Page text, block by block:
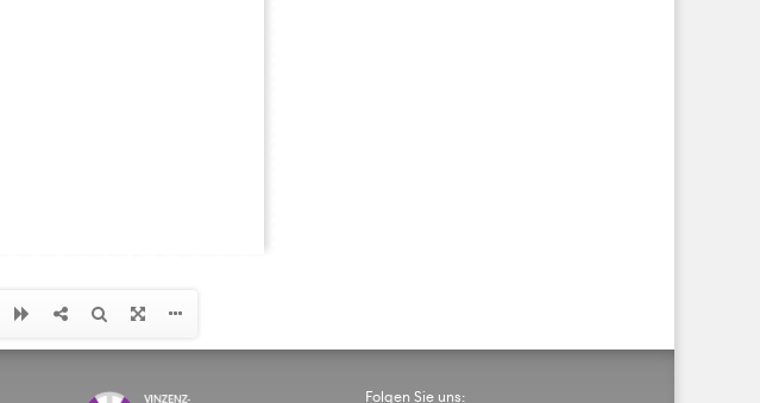
Folgen Sie uns: